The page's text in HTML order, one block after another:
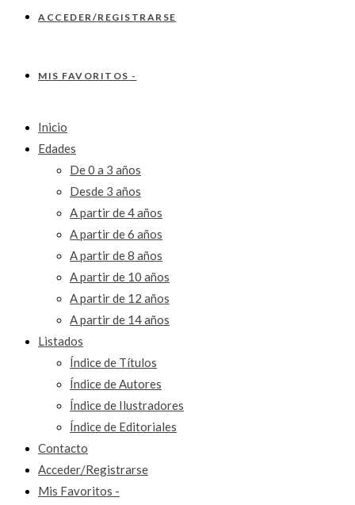
ACCEDER/REGISTRARSE
MIS FAVORITOS -
Inicio
Edades
De 0 a 3 años
Desde 3 años
A partir de 4 años
A partir de 6 años
A partir de 8 años
A partir de 10 años
A partir de 12 años
A partir de 14 años
Listados
Índice de Títulos
Índice de Autores
Índice de Ilustradores
Índice de Editoriales
Contacto
Acceder/Registrarse
Mis Favoritos -